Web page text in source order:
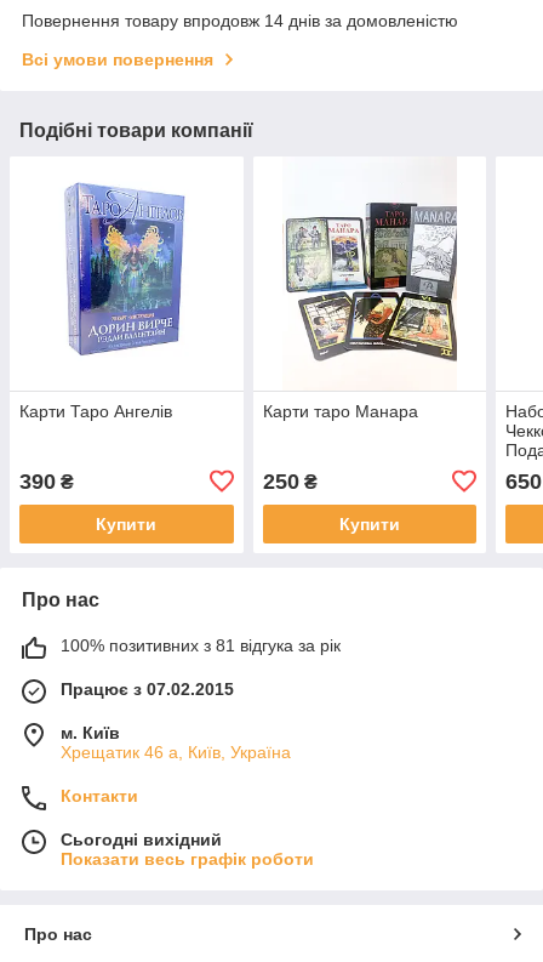
Повернення товару впродовж 14 днів за домовленістю
Всі умови повернення
Подібні товари компанії
Карти Таро Ангелів
390 ₴
Купити
Карти таро Манара
250₴
Купити
650
Про нас
100% позитивних з 81 відгука за рік
Працює з 07.02.2015
м. Київ
Хрещатик 46 а, Київ, Україна
Контакти
Сьогодні вихідний
Показати весь графік роботи
Про нас